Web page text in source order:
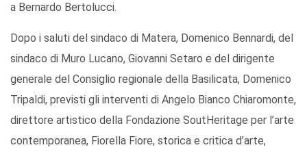
a Bernardo Bertolucci.
Dopo i saluti del sindaco di Matera, Domenico Bennardi, del
sindaco di Muro Lucano, Giovanni Setaro e del dirigente
generale del Consiglio regionale della Basilicata, Domenico
Tripaldi, previsti gli interventi di Angelo Bianco Chiaromonte,
direttore artistico della Fondazione SoutHeritage per l’arte
contemporanea, Fiorella Fiore, storica e critica d’arte,